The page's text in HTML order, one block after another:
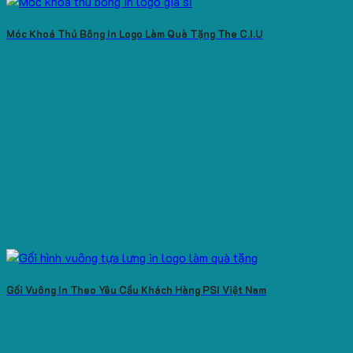
Móc Khoá Thú Bông In Logo Làm Quà Tặng The C.I.U
Gối Vuông In Theo Yêu Cầu Khách Hàng PSI Việt Nam